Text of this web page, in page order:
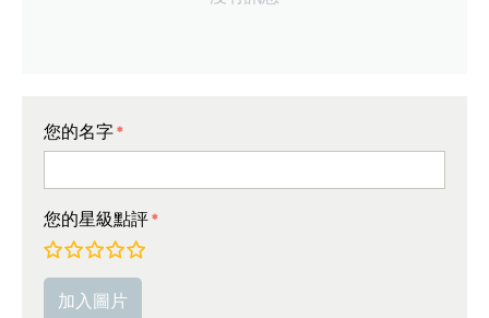
您的名字
您的星級點評
非常好
平均
較差
非常差
加入圖片